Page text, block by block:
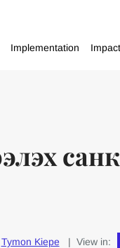
Implementation Impact
Tymon Kiepe | View in: